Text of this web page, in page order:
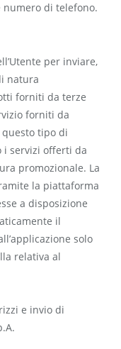
numero di telefono.
per inviare,
natura
forniti da terze
forniti da
tipo di
servizi offerti da
promozionale. La
la piattaforma
a disposizione
il
solo
relativa al
e invio di